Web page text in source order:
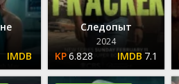
Следопыт
2024
6.828 7.1